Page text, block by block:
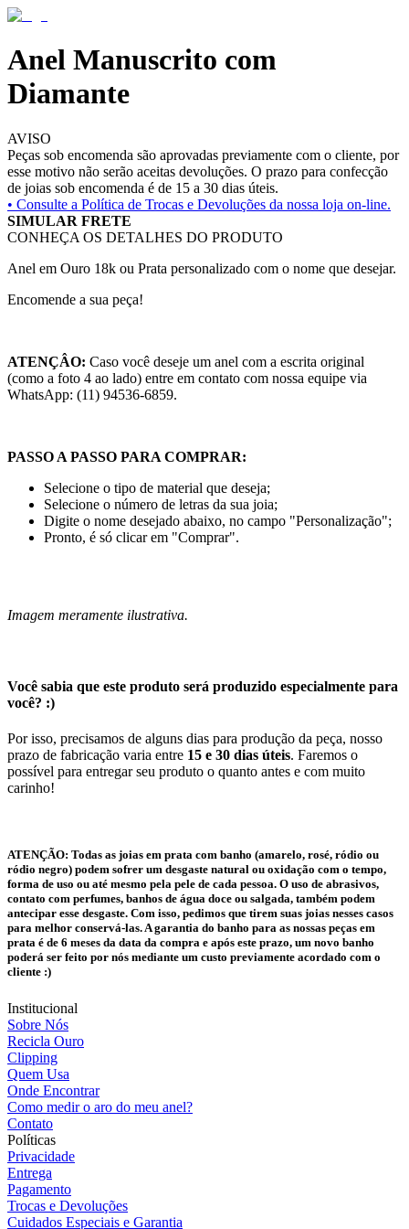
Anel Manuscrito com
Diamante
AVISO
Peças sob encomenda são aprovadas previamente com o cliente, por
esse motivo não serão aceitas devoluções. O prazo para confecção
de joias sob encomenda é de 15 a 30 dias úteis.
• Consulte a Política de Trocas e Devoluções da nossa loja on-line.
SIMULAR FRETE
CONHEÇA OS DETALHES DO PRODUTO
Anel em Ouro 18k ou Prata personalizado com o nome que desejar.
Encomende a sua peça!
ATENÇÂO: Caso você deseje um anel com a escrita original
(como a foto 4 ao lado) entre em contato com nossa equipe via
WhatsApp: (11) 94536-6859.
PASSO A PASSO PARA COMPRAR:
Selecione o tipo de material que deseja;
Selecione o número de letras da sua joia;
Digite o nome desejado abaixo, no campo "Personalização";
Pronto, é só clicar em "Comprar".
Imagem meramente ilustrativa.
Você sabia que este produto será produzido especialmente para
você? :)
Por isso, precisamos de alguns dias para produção da peça, nosso
prazo de fabricação varia entre 15 e 30 dias úteis. Faremos o
possível para entregar seu produto o quanto antes e com muito
carinho!
ATENÇÃO: Todas as joias em prata com banho (amarelo, rosé, ródio ou
ródio negro) podem sofrer um desgaste natural ou oxidação com o tempo,
forma de uso ou até mesmo pela pele de cada pessoa. O uso de abrasivos,
contato com perfumes, banhos de água doce ou salgada, também podem
antecipar esse desgaste. Com isso, pedimos que tirem suas joias nesses casos
para melhor conservá-las. A garantia do banho para as nossas peças em
prata é de 6 meses da data da compra e após este prazo, um novo banho
poderá ser feito por nós mediante um custo previamente acordado com o
cliente :)
Institucional
Sobre Nós
Recicla Ouro
Clipping
Quem Usa
Onde Encontrar
Como medir o aro do meu anel?
Contato
Políticas
Privacidade
Entrega
Pagamento
Trocas e Devoluções
Cuidados Especiais e Garantia